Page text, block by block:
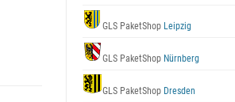
GLS PaketShop Leipzig
GLS PaketShop Nürnberg
GLS PaketShop Dresden